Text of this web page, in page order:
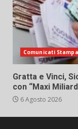
Comunicati Stampa
Gratta e Vinci,
con “Maxi
6 Agosto 2026